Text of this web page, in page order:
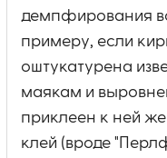
демпфирования
примеру, если
оштукатурена
маякам и
приклеен к ней
клей (вроде